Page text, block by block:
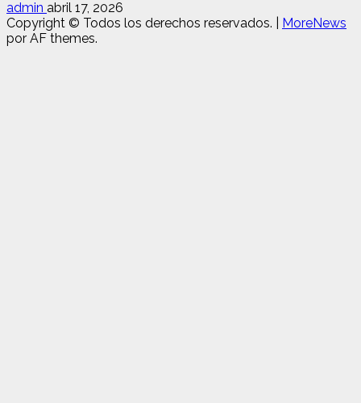
admin abril 17, 2026
Copyright © Todos los derechos reservados.
MoreNews
por AF themes.